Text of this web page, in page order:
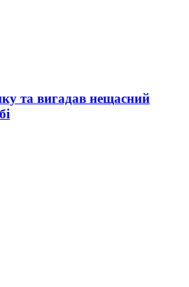
та вигадав нещасний